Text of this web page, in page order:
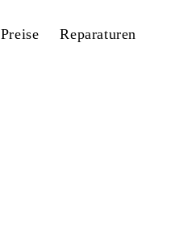
Preise Reparaturen